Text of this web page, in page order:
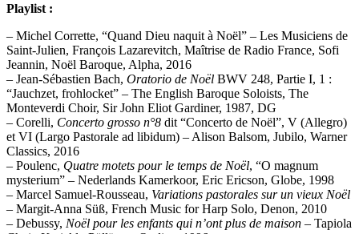
Playlist :
– Michel Corrette, “Quand Dieu naquit à Noël” – Les Musiciens de
Saint-Julien, François Lazarevitch, Maîtrise de Radio France, Sofi
Jeannin, Noël Baroque, Alpha, 2016
– Jean-Sébastien Bach, Oratorio de Noël BWV 248, Partie I, 1 :
“Jauchzet, frohlocket” – The English Baroque Soloists, The
Monteverdi Choir, Sir John Eliot Gardiner, 1987, DG
– Corelli, Concerto grosso n°8 dit “Concerto de Noël”, V (Allegro)
et VI (Largo Pastorale ad libidum) – Alison Balsom, Jubilo, Warner
Classics, 2016
– Poulenc, Quatre motets pour le temps de Noël, “O magnum
mysterium” – Nederlands Kamerkoor, Eric Ericson, Globe, 1998
– Marcel Samuel-Rousseau, Variations pastorales sur un vieux Noël
– Margit-Anna Süß, French Music for Harp Solo, Denon, 2010
– Debussy, Noël pour les enfants qui n’ont plus de maison – Tapiola